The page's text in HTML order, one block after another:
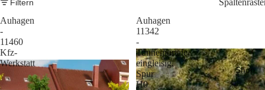
Shop
Filtern
Auhagen
-
11460
Kfz-
Werkstatt
Auhagen
11342
-
Tunnelportale
eingleisig,
Spur
H0